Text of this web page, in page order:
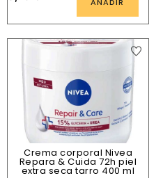
Crema corporal Nivea
Repara & Cuida 72h piel
extra seca tarro 400 ml